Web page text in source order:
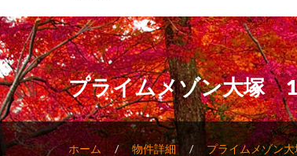
プライムメゾン大塚
ホーム 物件詳細 プライムメゾン大